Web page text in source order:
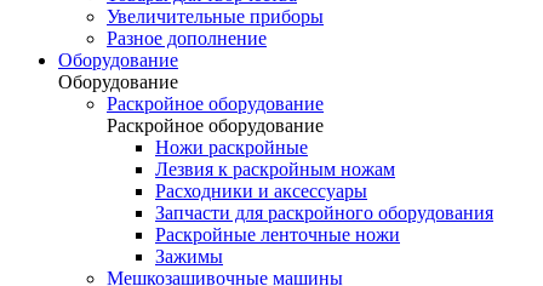
Увеличительные приборы
Разное дополнение
Оборудование
Оборудование
Раскройное оборудование
Раскройное оборудование
Ножи раскройные
Лезвия к раскройным ножам
Расходники и аксессуары
Запчасти для раскройного оборудования
Раскройные ленточные ножи
Зажимы
Мешкозашивочные машины